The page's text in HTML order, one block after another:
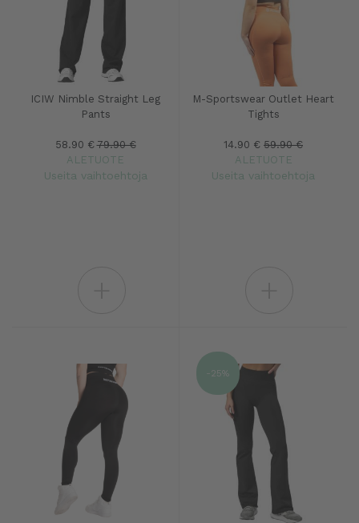
ICIW Nimble Straight Leg
Pants
58.90 € 79.90 €
ALETUOTE
Useita vaihtoehtoja
M-Sportswear Outlet Heart
Tights
14.90 € 59.90 €
ALETUOTE
Useita vaihtoehtoja
-25%